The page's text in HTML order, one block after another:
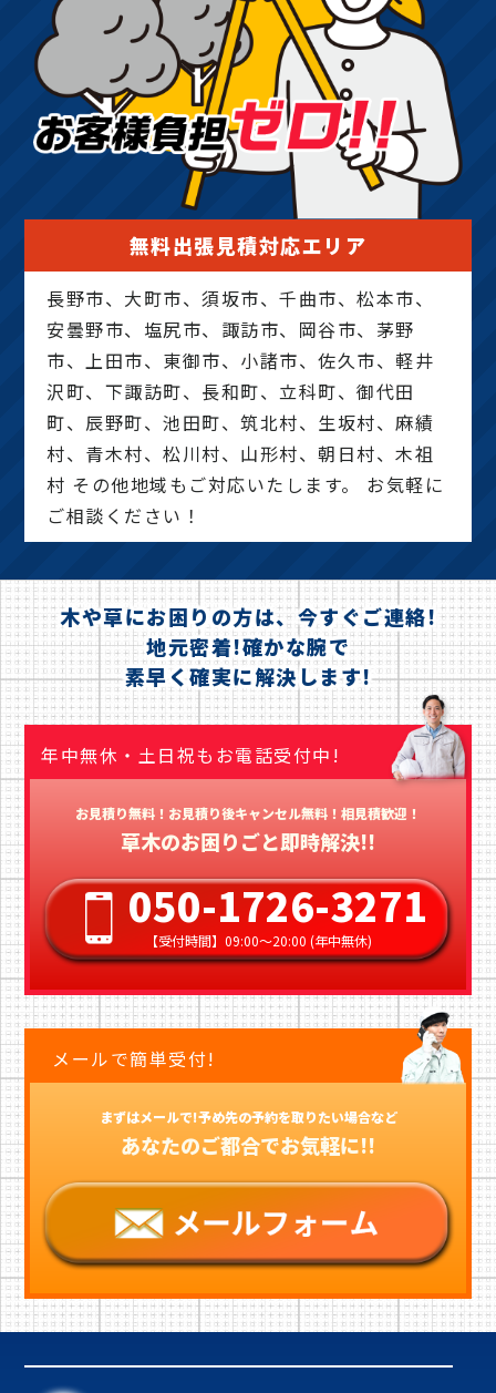
無料出張見積対応エリア
長野市、大町市、須坂市、千曲市、松本市、
安曇野市、塩尻市、諏訪市、岡谷市、茅野
市、上田市、東御市、小諸市、佐久市、軽井
沢町、下諏訪町、長和町、立科町、御代田
町、辰野町、池田町、筑北村、生坂村、麻績
村、青木村、松川村、山形村、朝日村、木祖
村 その他地域もご対応いたします。 お気軽に
ご相談ください！
木や草にお困りの方は、今すぐご連絡!
地元密着!確かな腕で
素早く確実に解決します!
年中無休・土日祝もお電話受付中!
お見積り無料！お見積り後キャンセル無料！相見積歓迎！
草木のお困りごと即時解決!!
050-1726-3271
【受付時間】09:00〜20:00 (年中無休)
メールで簡単受付!
まずはメールで!予め先の予約を取りたい場合など
あなたのご都合でお気軽に!!